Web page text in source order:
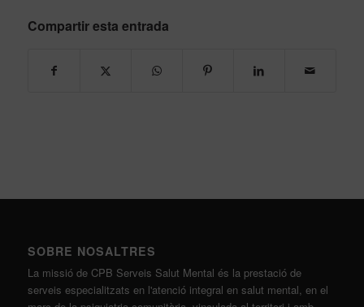
Compartir esta entrada
SOBRE NOSALTRES
La missió de CPB Serveis Salut Mental és la prestació de
serveis especialitzats en l'atenció integral en salut mental, en el